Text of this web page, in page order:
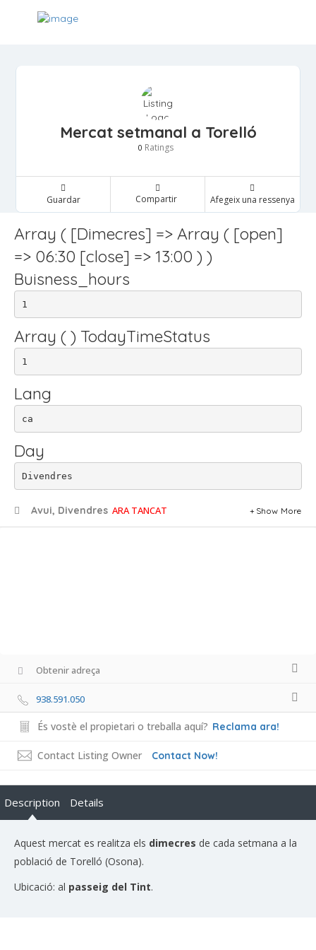
Mercat setmanal a Torelló
0 Ratings
Guardar Compartir Afegeix una ressenya
Array ( [Dimecres] => Array ( [open]
=> 06:30 [close] => 13:00 ) )
Buisness_hours
1
Array ( ) TodayTimeStatus
1
Lang
ca
Day
Divendres
Avui, Divendres ARA TANCAT Show More
Obtenir adreça
938.591.050
És vostè el propietari o treballa aquí? Reclama ara!
Contact Listing Owner Contact Now!
Description Details
Aquest mercat es realitza els dimecres de cada setmana a la
població de Torelló (Osona).
Ubicació: al passeig del Tint.